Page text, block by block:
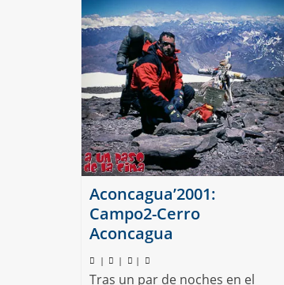
Aconcagua’2001:
Campo2-Cerro
Aconcagua
| | |
Tras un par de noches en el